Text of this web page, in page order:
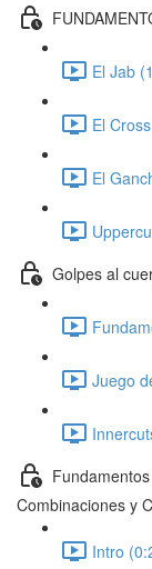
El Jab
El
El
Golpes al
Juego
Combinaciones y
Intro